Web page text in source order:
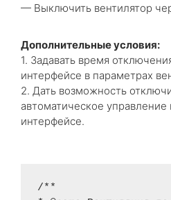
— Выключить вентилятор
Дополнительные условия:
1. Задавать время
интерфейсе в параметрах
2. Дать возможность
автоматическое управление
интерфейсе.
/**